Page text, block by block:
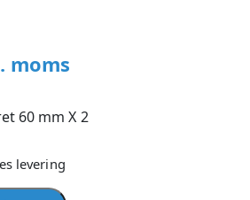
moms
60 mm X 2
levering